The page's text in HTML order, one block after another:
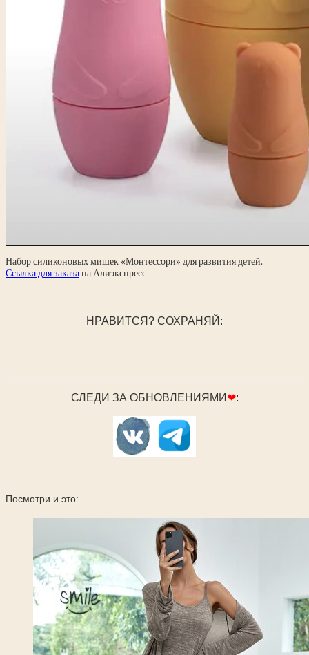
Набор силиконовых мишек «Монтессори» для развития детей.
Ссылка для заказана Алиэкспресс
НРАВИТСЯ? СОХРАНЯЙ:
СЛЕДИ ЗА ОБНОВЛЕНИЯМИ ❤:
Посмотри и это: